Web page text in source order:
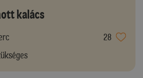
kalács
28